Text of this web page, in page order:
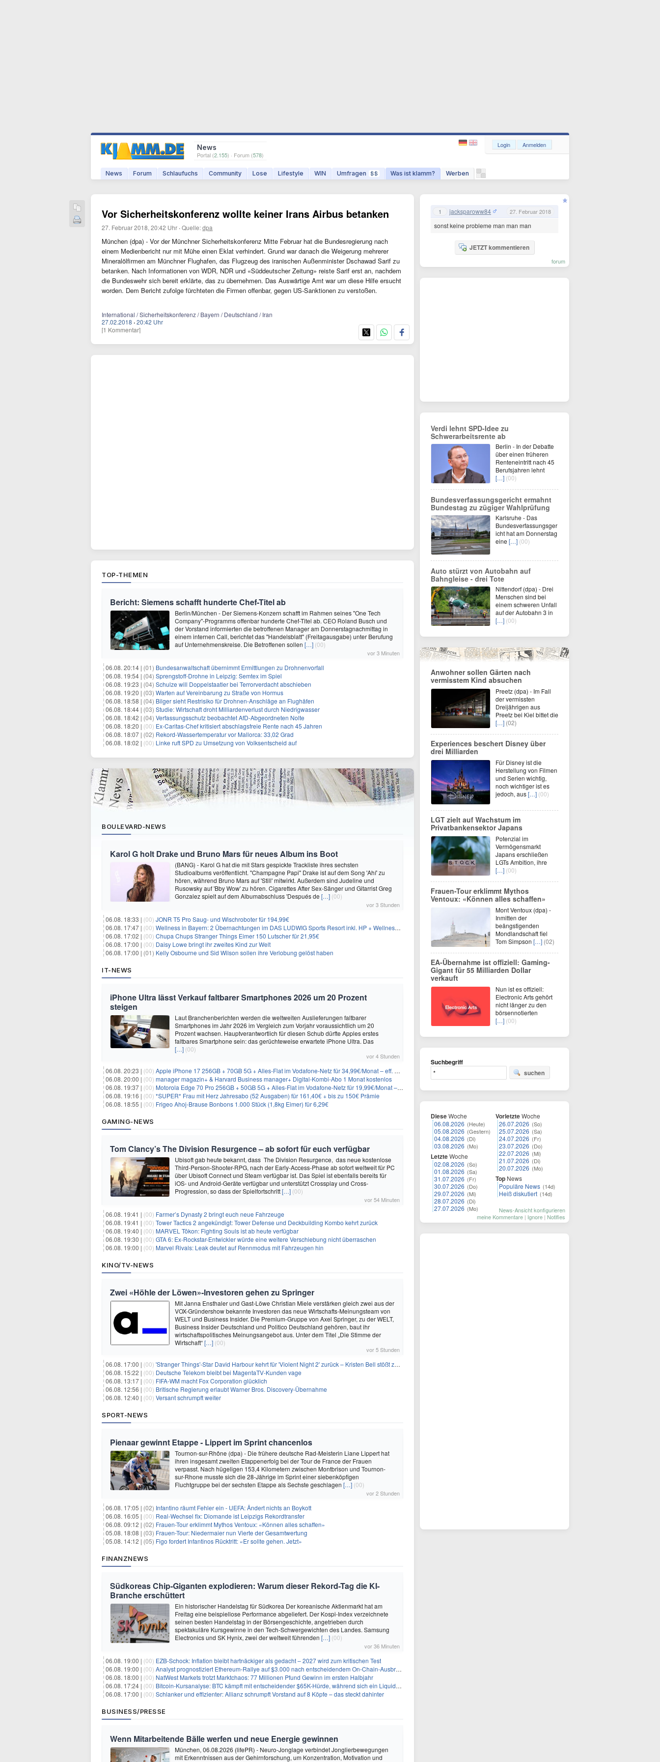
News
Portal (2.155) · Forum (578)
News Forum Schlaufuchs Community Lose Lifestyle WIN Umfragen $$ Was ist klamm? Werben
Login Anmelden
Vor Sicherheitskonferenz wollte keiner Irans Airbus betanken
27. Februar 2018, 20:42 Uhr ·Quelle:dpa
München (dpa) - Vor der Münchner Sicherheitskonferenz Mitte Februar hat die Bundesregierung nach
einem Medienbericht nur mit Mühe einen Eklat verhindert. Grund war danach die Weigerung mehrerer
Mineralölfirmen am Münchner Flughafen, das Flugzeug des iranischen Außenminister Dschawad Sarif zu
betanken. Nach Informationen von WDR, NDR und «Süddeutscher Zeitung» reiste Sarif erst an, nachdem
die Bundeswehr sich bereit erklärte, das zu übernehmen. Das Auswärtige Amt war um diese Hilfe ersucht
worden. Dem Bericht zufolge fürchteten die Firmen offenbar, gegen US-Sanktionen zu verstoßen.
International / Sicherheitskonferenz / Bayern / Deutschland / Iran
27.02.2018 ·20:42 Uhr
[1 Kommentar]
TOP-THEMEN
Bericht: Siemens schafft hunderte Chef-Titel ab
Berlin/München - Der Siemens-Konzern schafft im Rahmen seines "One Tech
Company"-Programms offenbar hunderte Chef-Titel ab. CEO Roland Busch und
der Vorstand informierten die betroffenen Manager am Donnerstagnachmittag in
einem internen Call, berichtet das "Handelsblatt" (Freitagausgabe) unter Berufung
auf Unternehmenskreise. Die Betroffenen sollen […] (00)
vor 3 Minuten
06.08. 20:14 | (01) Bundesanwaltschaft übernimmt Ermittlungen zu Drohnenvorfall
06.08. 19:54 | (04) Sprengstoff-Drohne in Leipzig: Semtex im Spiel
06.08. 19:23 | (04) Schulze will Doppelstaatler bei Terrorverdacht abschieben
06.08. 19:20 | (03) Warten auf Vereinbarung zu Straße von Hormus
06.08. 18:58 | (04) Bilger sieht Restrisiko für Drohnen-Anschläge an Flughäfen
06.08. 18:44 | (03) Studie: Wirtschaft droht Milliardenverlust durch Niedrigwasser
06.08. 18:42 | (04) Verfassungsschutz beobachtet AfD-Abgeordneten Nolte
06.08. 18:20 | (00) Ex-Caritas-Chef kritisiert abschlagsfreie Rente nach 45 Jahren
06.08. 18:07 | (02) Rekord-Wassertemperatur vor Mallorca: 33,02 Grad
06.08. 18:02 | (00) Linke ruft SPD zu Umsetzung von Volksentscheid auf
BOULEVARD-NEWS
Karol G holt Drake und Bruno Mars für neues Album ins Boot
(BANG) - Karol G hat die mit Stars gespickte Trackliste ihres sechsten
Studioalbums veröffentlicht. "Champagne Papi" Drake ist auf dem Song 'Ahí' zu
hören, während Bruno Mars auf 'Still' mitwirkt. Außerdem sind Judeline und
Rusowsky auf 'Bby Wow' zu hören. Cigarettes After Sex-Sänger und Gitarrist Greg
Gonzalez spielt auf dem Albumabschluss 'Después de […] (00)
vor 3 Stunden
06.08. 18:33 | (00) JONR T5 Pro Saug- und Wischroboter für 194,99€
06.08. 17:47 | (00) Wellness in Bayern: 2 Übernachtungen im DAS LUDWIG Sports Resort inkl. HP + Wellness ab 174€ p.P.
06.08. 17:02 | (00) Chupa Chups Stranger Things Eimer 150 Lutscher für 21,95€
06.08. 17:00 | (00) Daisy Lowe bringt ihr zweites Kind zur Welt
06.08. 17:00 | (01) Kelly Osbourne und Sid Wilson sollen ihre Verlobung gelöst haben
IT-NEWS
iPhone Ultra lässt Verkauf faltbarer Smartphones 2026 um 20 Prozent
steigen
Laut Branchenberichten werden die weltweiten Auslieferungen faltbarer
Smartphones im Jahr 2026 im Vergleich zum Vorjahr voraussichtlich um 20
Prozent wachsen. Hauptverantwortlich für diesen Schub dürfte Apples erstes
faltbares Smartphone sein: das gerüchteweise erwartete iPhone Ultra. Das
[…] (00)
vor 4 Stunden
06.08. 20:23 | (00) Apple iPhone 17 256GB + 70GB 5G + Alles-Flat im Vodafone-Netz für 34,99€/Monat – eff. 4,65€/Monat
06.08. 20:00 | (00) manager magazin+ & Harvard Business manager+ Digital-Kombi-Abo 1 Monat kostenlos
06.08. 19:37 | (00) Motorola Edge 70 Pro 256GB + 50GB 5G + Alles-Flat im Vodafone-Netz für 19,99€/Monat – eff. 0,61€/Monat
06.08. 19:16 | (00) *SUPER* Frau mit Herz Jahresabo (52 Ausgaben) für 161,40€ + bis zu 150€ Prämie
06.08. 18:55 | (00) Frigeo Ahoj-Brause Bonbons 1.000 Stück (1,8kg Eimer) für 6,29€
GAMING-NEWS
Tom Clancy’s The Division Resurgence – ab sofort für euch verfügbar
Ubisoft gab heute bekannt, dass The Division Resurgence, das neue kostenlose
Third-Person-Shooter-RPG, nach der Early-Access-Phase ab sofort weltweit für PC
über Ubisoft Connect und Steam verfügbar ist. Das Spiel ist ebenfalls bereits für
iOS- und Android-Geräte verfügbar und unterstützt Crossplay und Cross-
Progression, so dass der Spielfortschritt[…] (00)
vor 54 Minuten
06.08. 19:41 | (00) Farmer’s Dynasty 2 bringt euch neue Fahrzeuge
06.08. 19:41 | (00) Tower Tactics 2 angekündigt: Tower Defense und Deckbuilding Kombo kehrt zurück
06.08. 19:40 | (00) MARVEL Tōkon: Fighting Souls ist ab heute verfügbar
06.08. 19:30 | (00) GTA 6: Ex-Rockstar-Entwickler würde eine weitere Verschiebung nicht überraschen
06.08. 19:00 | (00) Marvel Rivals: Leak deutet auf Rennmodus mit Fahrzeugen hin
KINO/TV-NEWS
Zwei «Höhle der Löwen»-Investoren gehen zu Springer
Mit Janna Ensthaler und Gast-Löwe Christian Miele verstärken gleich zwei aus der
VOX-Gründershow bekannte Investoren das neue Wirtschafts-Meinungsteam von
WELT und Business Insider. Die Premium-Gruppe von Axel Springer, zu der WELT,
Business Insider Deutschland und Politico Deutschland gehören, baut ihr
wirtschaftspolitisches Meinungsangebot aus. Unter dem Titel „Die Stimme der
Wirtschaft“[…] (00)
vor 5 Stunden
06.08. 17:00 | (00) 'Stranger Things'-Star David Harbour kehrt für 'Violent Night 2' zurück – Kristen Bell stößt zur Besetzung
06.08. 15:22 | (00) Deutsche Telekom bleibt bei MagentaTV-Kunden vage
06.08. 13:17 | (00) FIFA-WM macht Fox Corporation glücklich
06.08. 12:56 | (00) Britische Regierung erlaubt Warner Bros. Discovery-Übernahme
06.08. 12:40 | (00) Versant schrumpft weiter
SPORT-NEWS
Pienaar gewinnt Etappe - Lippert im Sprint chancenlos
Tournon-sur-Rhône (dpa) - Die frühere deutsche Rad-Meisterin Liane Lippert hat
ihren insgesamt zweiten Etappenerfolg bei der Tour de France der Frauen
verpasst. Nach hügeligen 153,4 Kilometern zwischen Montbrison und Tournon-
sur-Rhone musste sich die 28-Jährige im Sprint einer siebenköpfigen
Fluchtgruppe bei der sechsten Etappe als Sechste geschlagen […] (00)
vor 2 Stunden
06.08. 17:05 | (02) Infantino räumt Fehler ein - UEFA: Ändert nichts an Boykott
06.08. 16:05 | (00) Real-Wechsel fix: Diomande ist Leipzigs Rekordtransfer
06.08. 09:12 | (02) Frauen-Tour erklimmt Mythos Ventoux: «Können alles schaffen»
05.08. 18:08 | (03) Frauen-Tour: Niedermaier nun Vierte der Gesamtwertung
05.08. 14:12 | (05) Figo fordert Infantinos Rücktritt: «Er sollte gehen. Jetzt»
FINANZNEWS
Südkoreas Chip-Giganten explodieren: Warum dieser Rekord-Tag die KI-
Branche erschüttert
Ein historischer Handelstag für Südkorea Der koreanische Aktienmarkt hat am
Freitag eine beispiellose Performance abgeliefert. Der Kospi-Index verzeichnete
seinen besten Handelstag in der Börsengeschichte, angetrieben durch
spektakuläre Kursgewinne in den Tech-Schwergewichten des Landes. Samsung
Electronics und SK Hynix, zwei der weltweit führenden […] (00)
vor 36 Minuten
06.08. 19:00 | (00) EZB-Schock: Inflation bleibt hartnäckiger als gedacht – 2027 wird zum kritischen Test
06.08. 19:00 | (00) Analyst prognostiziert Ethereum-Rallye auf $3.000 nach entscheidendem On-Chain-Ausbruch
06.08. 18:00 | (00) NatWest Markets trotzt Marktchaos: 77 Millionen Pfund Gewinn im ersten Halbjahr
06.08. 17:24 | (00) Bitcoin-Kursanalyse: BTC kämpft mit entscheidender $65K-Hürde, während sich ein Liquidationscluster aufbaut
06.08. 17:00 | (00) Schlanker und effizienter: Allianz schrumpft Vorstand auf 8 Köpfe – das steckt dahinter
BUSINESS/PRESSE
Wenn Mitarbeitende Bälle werfen und neue Energie gewinnen
München, 06.08.2026 (lifePR) - Neuro-Jonglage verbindet Jonglierbewegungen
mit Erkenntnissen aus der Gehirnforschung, um Konzentration, Motivation und
1 jacksparoww84 27. Februar 2018
sonst keine probleme man man man
JETZT kommentieren
forum
Verdi lehnt SPD-Idee zu
Schwerarbeitsrente ab
Berlin - In der Debatte
über einen früheren
Renteneintritt nach 45
Berufsjahren lehnt
[…] (00)
Bundesverfassungsgericht ermahnt
Bundestag zu zügiger Wahlprüfung
Karlsruhe - Das
Bundesverfassungsger
icht hat am Donnerstag
eine […] (00)
Auto stürzt von Autobahn auf
Bahngleise - drei Tote
Nittendorf (dpa) - Drei
Menschen sind bei
einem schweren Unfall
auf der Autobahn 3 in
[…] (00)
Anwohner sollen Gärten nach
vermisstem Kind absuchen
Preetz (dpa) - Im Fall
der vermissten
Dreijährigen aus
Preetz bei Kiel bittet die
[…] (02)
Experiences beschert Disney über
drei Milliarden
Für Disney ist die
Herstellung von Filmen
und Serien wichtig,
noch wichtiger ist es
jedoch, aus[…] (00)
LGT zielt auf Wachstum im
Privatbankensektor Japans
Potenzial im
Vermögensmarkt
Japans erschließen
LGTs Ambition, ihre
[…] (00)
Frauen-Tour erklimmt Mythos
Ventoux: «Können alles schaffen»
Mont Ventoux (dpa) -
Inmitten der
beängstigenden
Mondlandschaft fiel
Tom Simpson […] (02)
EA-Übernahme ist offiziell: Gaming-
Gigant für 55 Milliarden Dollar
verkauft
Nun ist es offiziell:
Electronic Arts gehört
nicht länger zu den
börsennotierten
[…] (00)
Suchbegriff
suchen
DieseWoche
06.08.2026 (Heute)
05.08.2026 (Gestern)
04.08.2026 (Di)
03.08.2026 (Mo)
LetzteWoche
02.08.2026 (So)
01.08.2026 (Sa)
31.07.2026 (Fr)
30.07.2026 (Do)
29.07.2026 (Mi)
28.07.2026 (Di)
27.07.2026 (Mo)
VorletzteWoche
26.07.2026 (So)
25.07.2026 (Sa)
24.07.2026 (Fr)
23.07.2026 (Do)
22.07.2026 (Mi)
21.07.2026 (Di)
20.07.2026 (Mo)
Top News
Populäre News (14d)
Heiß diskutiert (14d)
News-Ansicht konfigurieren
meine Kommentare | Ignore | Notifies